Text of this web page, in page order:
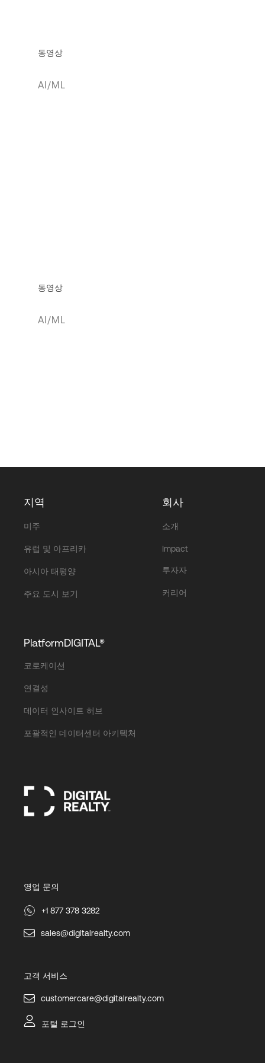
동영상
AI/ML
동영상
AI/ML
지역
미주
유럽 및 아프리카
아시아 태평양
주요 도시 보기
회사
소개
Impact
투자자
커리어
PlatformDIGITAL®
코로케이션
연결성
데이터 인사이트 허브
포괄적인 데이터센터 아키텍처
영업 문의
+1 877 378 3282
sales@digitalrealty.com
고객 서비스
customercare@digitalrealty.com
포털 로그인